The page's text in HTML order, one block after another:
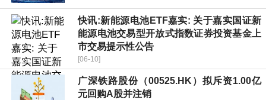
快讯:新能源电池ETF嘉实: 关于嘉实国证新
能源电池交易型开放式指数证券投资基金上
市交易提示性公告
[06-10]
广深铁路股份（00525.HK）拟斥资1.00亿
元回购A股并注销